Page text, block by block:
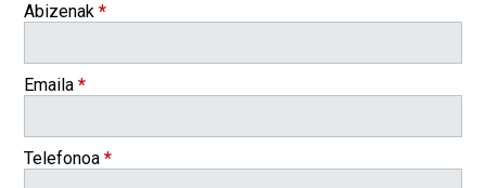
Abizenak *
Emaila *
Telefonoa *